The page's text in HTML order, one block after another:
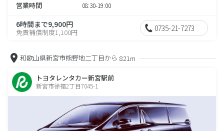
営業時間 08:30-19:00
6時間まで9,900円
免責補償制度1,100円 0735-21-7273
和歌山県新宮市熊野地二丁目から 821m
トヨタレンタカー新宮駅前
新宮市徐福2丁目7045-1